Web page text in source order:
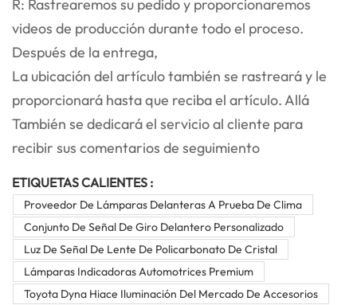
R: Rastrearemos su pedido y proporcionaremos
videos de producción durante todo el proceso.
Después de la entrega,
La ubicación del artículo también se rastreará y le
proporcionará hasta que reciba el artículo. Allá
También se dedicará el servicio al cliente para
recibir sus comentarios de seguimiento
ETIQUETAS CALIENTES :
Proveedor De Lámparas Delanteras A Prueba De Clima
Conjunto De Señal De Giro Delantero Personalizado
Luz De Señal De Lente De Policarbonato De Cristal
Lámparas Indicadoras Automotrices Premium
Toyota Dyna Hiace Iluminación Del Mercado De Accesorios